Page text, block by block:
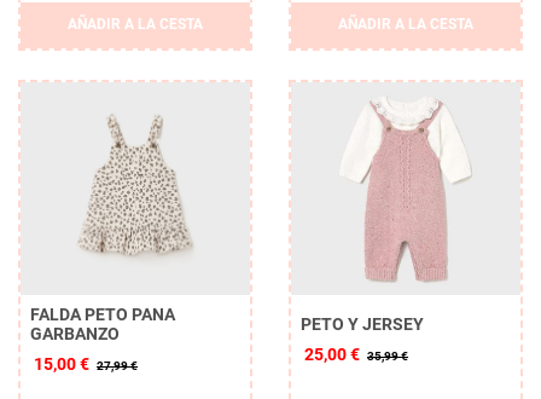
AÑADIR A LA CESTA AÑADIR A LA CESTA
FALDA PETO PANA
GARBANZO
15,00 € 27,99 €
PETO Y JERSEY
25,00 € 35,99 €